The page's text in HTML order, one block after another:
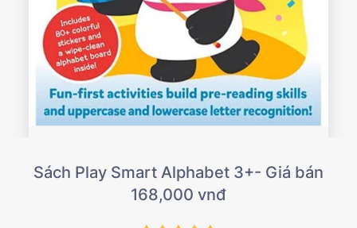
Sách Play Smart Alphabet 3+- Giá bán
168,000 vnđ